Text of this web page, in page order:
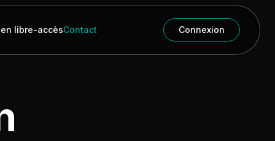
libre-accèsContact Connexion